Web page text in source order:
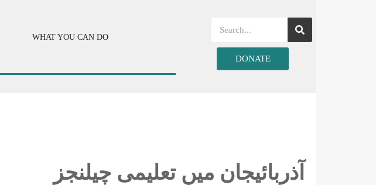
WHAT YOU CAN DO
DONATE
آذربائیجان میں تعلیمی چیلنجز